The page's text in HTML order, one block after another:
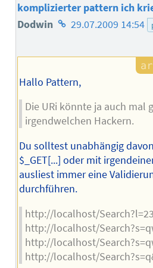
komplizierter pattern ich
Dodwin Homepage
Autors
29.07.2009 14:54
Hallo Pattern,
Die URi könnte ja auch mal
irgendwelchen Hackern.
Du solltest unabhängig
$_GET[...] oder mit
ausliest immer eine
durchführen.
http://localhost/
http://localhost/
http://localhost/
http://localhost/